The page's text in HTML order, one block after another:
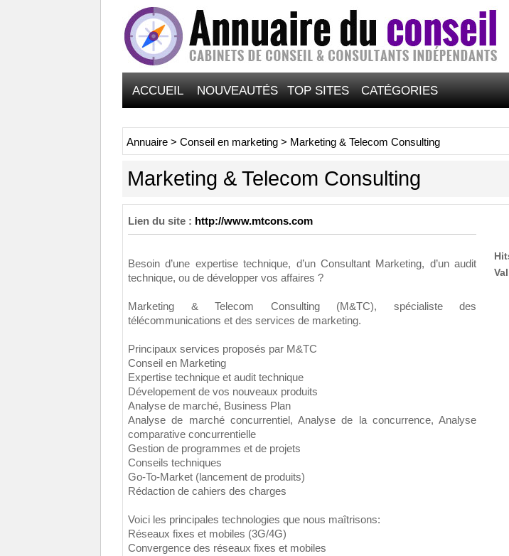
ACCUEIL NOUVEAUTÉS TOP SITES CATÉGORIES
Annuaire > Conseil en marketing > Marketing & Telecom Consulting
Marketing & Telecom Consulting
Lien du site : http://www.mtcons.com
Besoin d’une expertise technique, d’un Consultant Marketing, d’un audit
technique, ou de développer vos affaires ?
Marketing & Telecom Consulting (M&TC), spécialiste des
télécommunications et des services de marketing.
Principaux services proposés par M&TC
Conseil en Marketing
Expertise technique et audit technique
Dévelopement de vos nouveaux produits
Analyse de marché, Business Plan
Analyse de marché concurrentiel, Analyse de la concurrence, Analyse
comparative concurrentielle
Gestion de programmes et de projets
Conseils techniques
Go-To-Market (lancement de produits)
Rédaction de cahiers des charges
Voici les principales technologies que nous maîtrisons:
Réseaux fixes et mobiles (3G/4G)
Convergence des réseaux fixes et mobiles